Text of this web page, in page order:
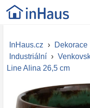
InHaus.cz › Dekorace
Industriální ›
Line Alina 26,5 cm